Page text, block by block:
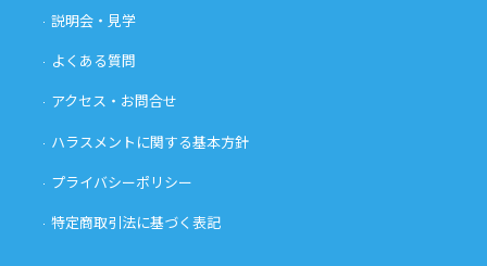
説明会・見学
よくある質問
アクセス・お問合せ
ハラスメントに関する基本方針
プライバシーポリシー
特定商取引法に基づく表記